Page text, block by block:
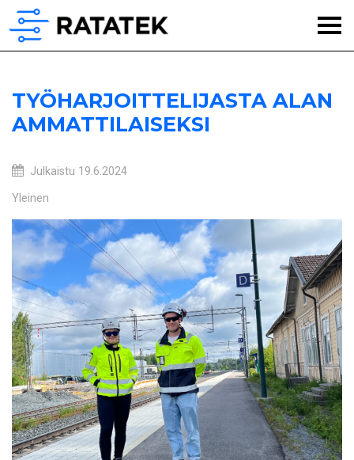
TYÖHARJOITTELIJASTA ALAN
AMMATTILAISEKSI
Julkaistu 19.6.2024
Yleinen